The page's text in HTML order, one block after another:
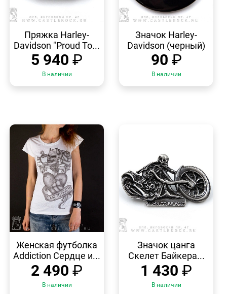
ПРОСМОТР
Пряжка Harley-
Davidson "Proud To...
5 940 ₽
В наличии
ПРОСМОТР
Значок Harley-
Davidson (черный)
90 ₽
В наличии
ПРОСМОТР
Женская футболка
Addiction Сердце и...
2 490 ₽
В наличии
ПРОСМОТР
Значок цанга
Скелет Байкера...
1 430 ₽
В наличии